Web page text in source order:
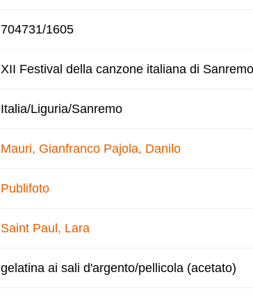
704731/1605
XII Festival della canzone italiana di
Italia/Liguria/Sanremo
Mauri, Gianfranco Pajola, Danilo
Publifoto
Saint Paul, Lara
gelatina ai sali d'argento/pellicola (acetato)